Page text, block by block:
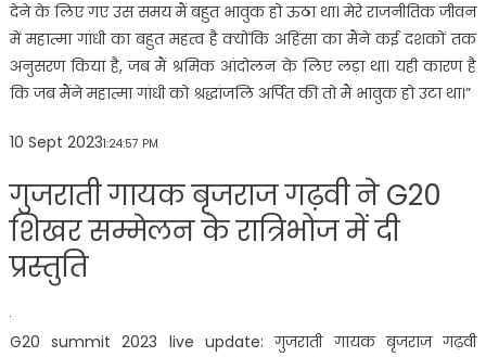
देने के लिए गए उस समय मैं बहुत भावुक हो ऊठा था। मेरे राजनीतिक जीवन
में महात्मा गांधी का बहुत महत्व है क्योंकि अहिंसा का मैंने कई दशकों तक
अनुसरण किया है, जब मैं श्रमिक आंदोलन के लिए लड़ा था। यही कारण है
कि जब मैंने महात्मा गांधी को श्रद्धांजलि अर्पित की तो मैं भावुक हो उटा था।”
10 Sept 20231:24:57 PM
गुजराती गायक बृजराज गढ़वी ने G20
शिखर सम्मेलन के रात्रिभोज में दी
प्रस्तुति
G20 summit 2023 live update: गुजराती गायक बृजराज गढ़वी